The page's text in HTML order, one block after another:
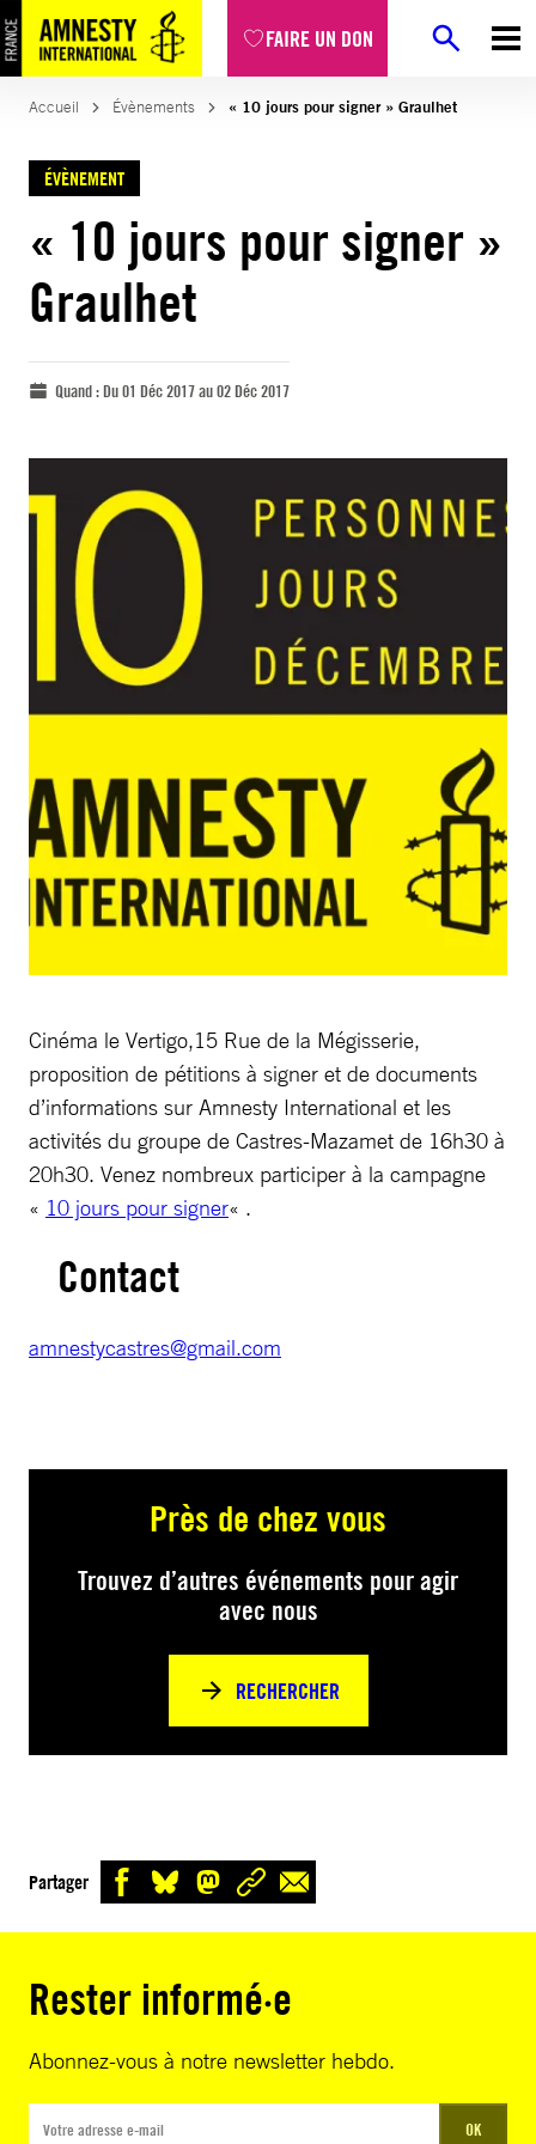
FAIRE UN DON
Accueil Évènements « 10 jours pour signer » Graulhet
ÉVÈNEMENT
« 10 jours pour signer »
Graulhet
Quand :Du 01 Déc 2017 au 02 Déc 2017
Cinéma le Vertigo,15 Rue de la Mégisserie,
proposition de pétitions à signer et de documents
d’informations sur Amnesty International et les
activités du groupe de Castres-Mazamet de 16h30 à
20h30. Venez nombreux participer à la campagne
« 10 jours pour signer« .
Contact
amnestycastres@gmail.com
Près de chez vous
Trouvez d’autres événements pour agir
avec nous
RECHERCHER
Partager
Rester informé·e
Abonnez-vous à notre newsletter hebdo.
OK